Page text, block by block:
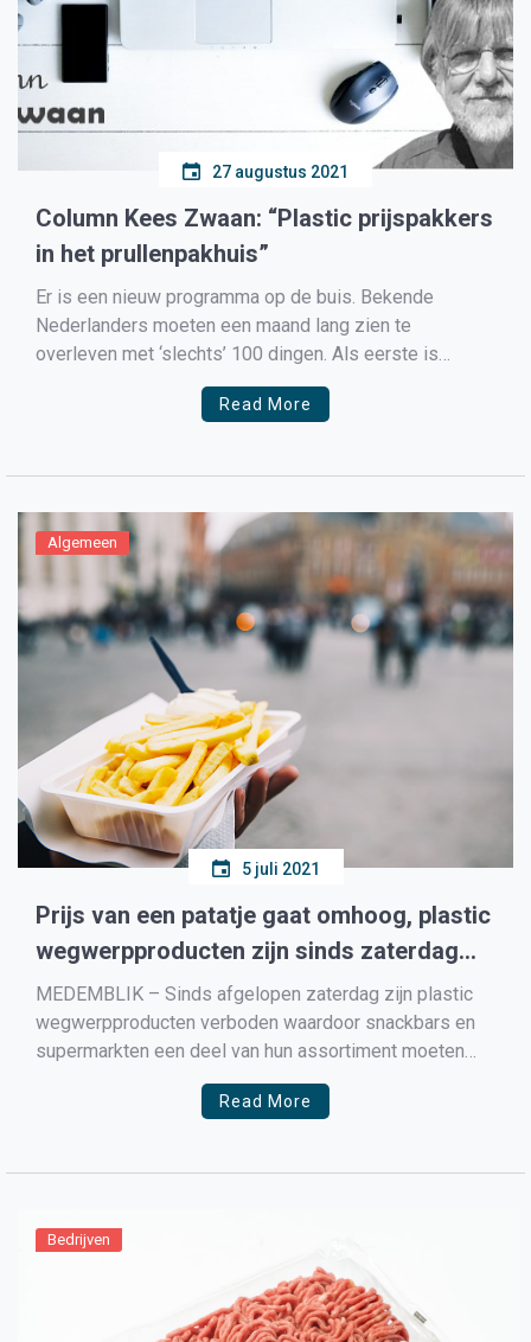
27 augustus 2021
Column Kees Zwaan: “Plastic prijspakkers
in het prullenpakhuis”
Er is een nieuw programma op de buis. Bekende
Nederlanders moeten een maand lang zien te
overleven met ‘slechts’ 100 dingen. Als eerste is
Xander de Buisonjé met zijn gezin aan de beurt. Hij
merkt dat hij met veel minder spullen in zijn huis ook
Read More
Algemeen
5 juli 2021
Prijs van een patatje gaat omhoog, plastic
wegwerpproducten zijn sinds zaterdag
verboden
MEDEMBLIK – Sinds afgelopen zaterdag zijn plastic
wegwerpproducten verboden waardoor snackbars en
supermarkten een deel van hun assortiment moeten
vervangen voor biologisch afbreekbare producten. De
snackbars en supermarkten mogen nog wel de
Read More
Bedrijven